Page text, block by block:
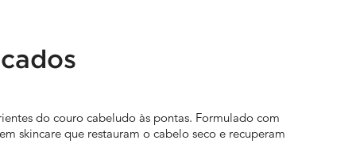
do couro cabeludo às pontas. Formulado com
skincare que restauram o cabelo seco e recuperam